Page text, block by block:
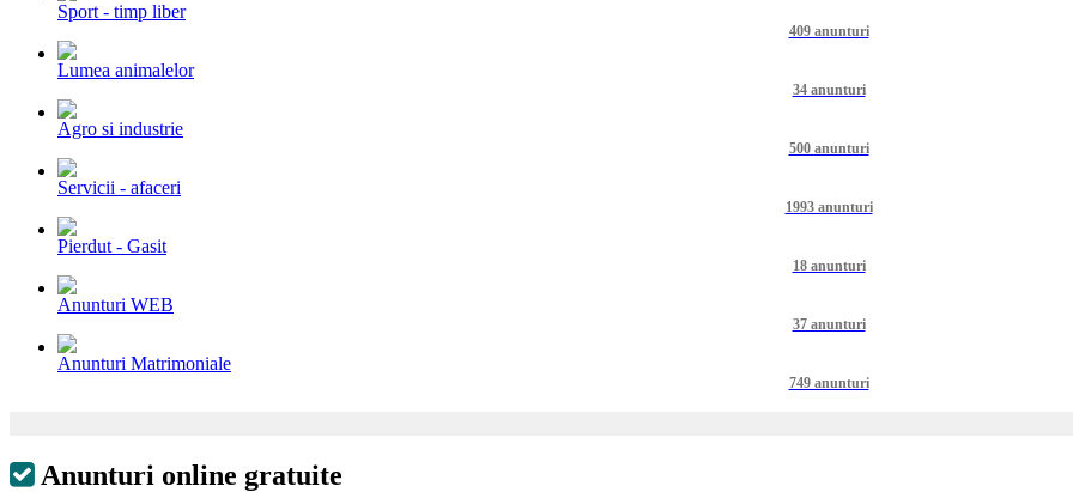
Sport - timp liber
409 anunturi
Lumea animalelor
34 anunturi
Agro si industrie
500 anunturi
Servicii - afaceri
1993 anunturi
Pierdut - Gasit
18 anunturi
Anunturi WEB
37 anunturi
Anunturi Matrimoniale
749 anunturi
Anunturi online gratuite